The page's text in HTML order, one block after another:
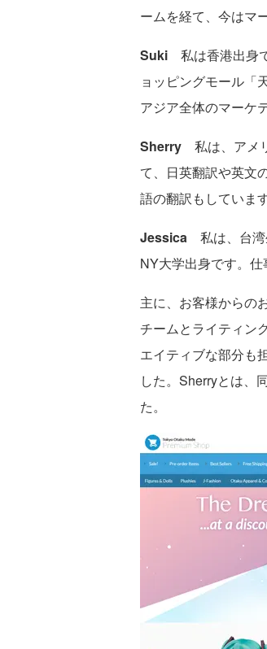
ームを経て、今はマ
Suki 私は香港出身
ョッピングモール「
アジア全体のマーケ
Sherry 私は、アメ
て、日英翻訳や英文
語の翻訳もしています
Jessica 私は、台湾
NY大学出身です。仕
主に、お客様からの
チームとライティン
エイティブな部分も
した。Sherryとは、
た。